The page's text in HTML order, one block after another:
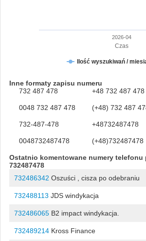
Czas
Ilość wyszukiwań /
2026-04
Inne formaty zapisu numeru
732 487 478
+48 732 487 478
0048 732 487 478 (+48) 732 487
732-487-478 +48732487478
0048732487478 (+48)732487478
Ostatnio komentowane numery telefonu
732487478
732486342 Oszuści , cisza po odebraniu
732488113 JDS windykacja
732486065B2 impact windykacja.
732489214Kross Finance